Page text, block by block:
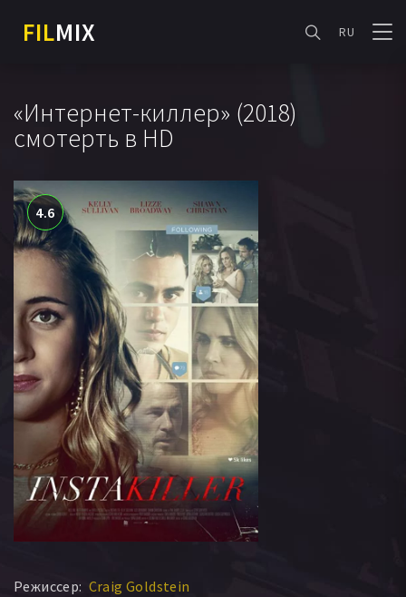
FILMIX RU
«Интернет-киллер» (2018)
смотерть в HD
4.6
Режиссер: Craig Goldstein